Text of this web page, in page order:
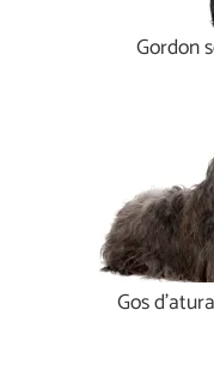
Gordon
Gos